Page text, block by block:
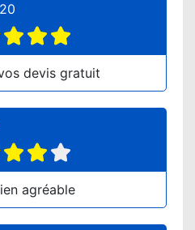
devis gratuit
agréable